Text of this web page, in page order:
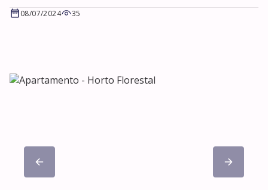
08/07/2024 35